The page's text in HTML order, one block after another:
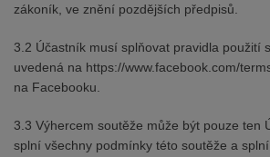
zákoník, ve znění pozdějších předpisů.
3.2 Účastník musí splňovat pravidla použití
uvedená na https://www.facebook.com/
na Facebooku.
3.3 Výhercem soutěže může být pouze ten
splní všechny podmínky této soutěže a